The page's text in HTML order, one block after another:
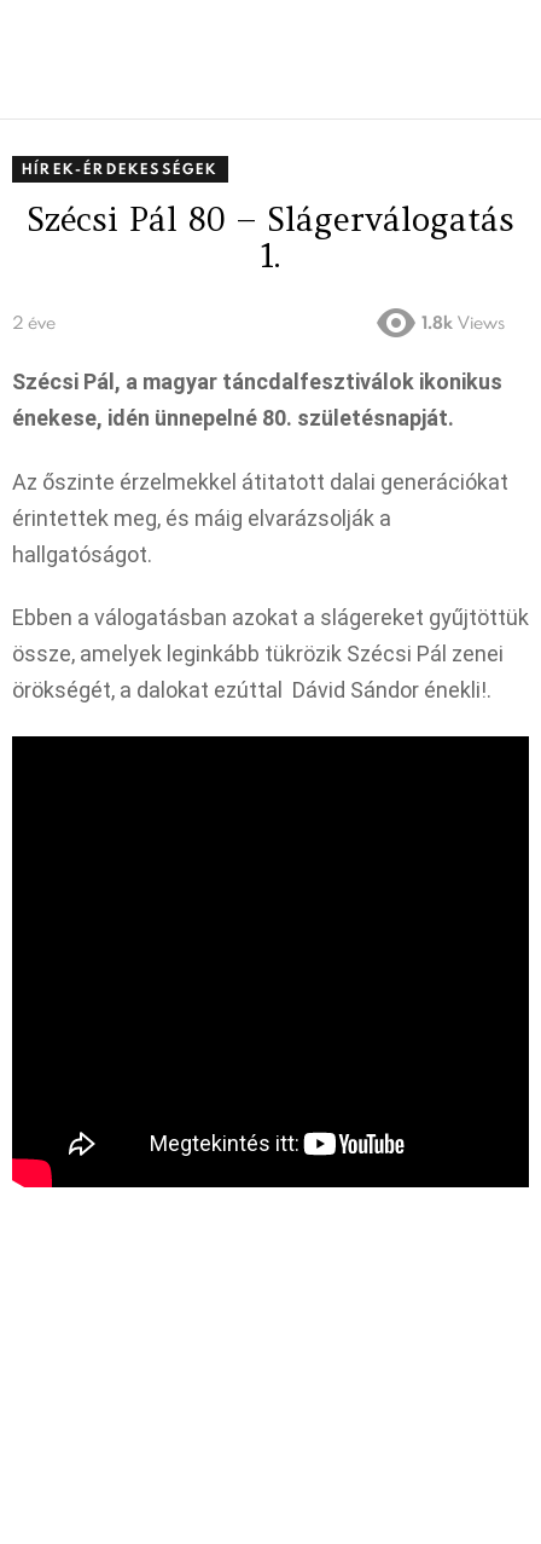
HÍREK-ÉRDEKESSÉGEK
Szécsi Pál 80 – Slágerválogatás
1.
2 éve 1.8k Views
Szécsi Pál, a magyar táncdalfesztiválok ikonikus
énekese, idén ünnepelné 80. születésnapját.
Az őszinte érzelmekkel átitatott dalai generációkat
érintettek meg, és máig elvarázsolják a
hallgatóságot.
Ebben a válogatásban azokat a slágereket gyűjtöttük
össze, amelyek leginkább tükrözik Szécsi Pál zenei
örökségét, a dalokat ezúttal Dávid Sándor énekli!.